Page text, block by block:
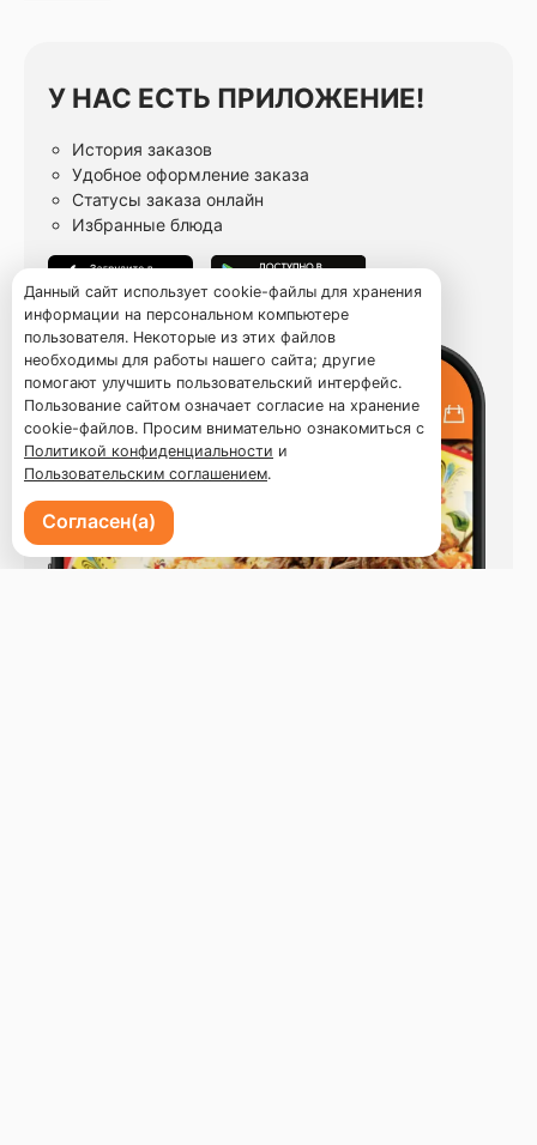
У НАС ЕСТЬ ПРИЛОЖЕНИЕ!
История заказов
Удобное оформление заказа
Статусы заказа онлайн
Избранные блюда
Данный сайт использует cookie-файлы для хранения
информации на персональном компьютере
пользователя. Некоторые из этих файлов
необходимы для работы нашего сайта; другие
помогают улучшить пользовательский интерфейс.
Пользование сайтом означает согласие на хранение
cookie-файлов. Просим внимательно ознакомиться с
Политикой конфиденциальности и
Пользовательским соглашением.
Согласен(а)